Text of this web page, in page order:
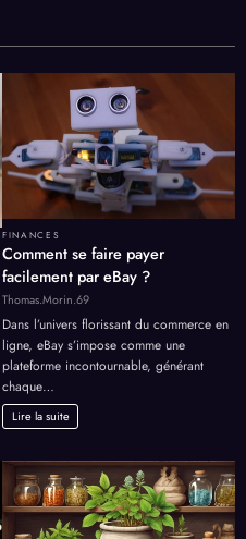
FINANCES
Comment se faire payer
facilement par eBay ?
Thomas.Morin.69
Dans l’univers florissant du commerce en
ligne, eBay s’impose comme une
plateforme incontournable, générant
chaque…
Lire la suite